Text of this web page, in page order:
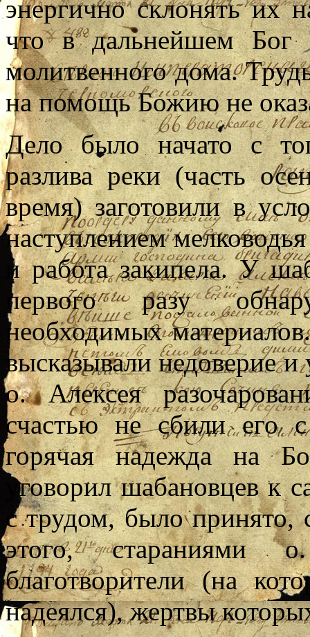
энергично склонять их
что в дальнейшем Бог
молитвенного дома.
на помощь Божию не
Дело было начато с
разлива реки (часть
время) заготовили в
наступлением
и работа закипела. У
первого разу
необходимых
высказывали недоверие
о. Алексея
счастью не сбили его
горячая надежда на
уговорил шабановцев к
с трудом, было принято,
этого, стараниями
благотворители (на
надеялся), жертвы